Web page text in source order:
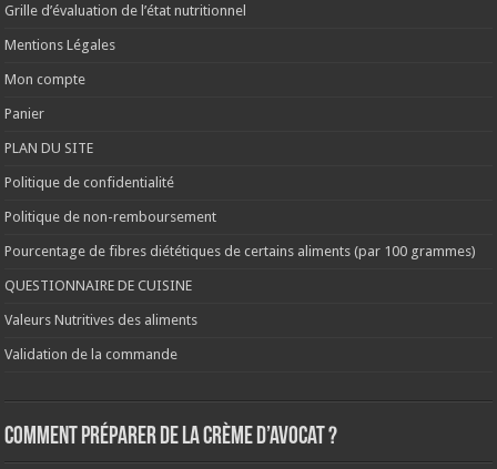
Grille d’évaluation de l’état nutritionnel
Mentions Légales
Mon compte
Panier
PLAN DU SITE
Politique de confidentialité
Politique de non-remboursement
Pourcentage de fibres diététiques de certains aliments (par 100 grammes)
QUESTIONNAIRE DE CUISINE
Valeurs Nutritives des aliments
Validation de la commande
Comment préparer de la crème d’avocat ?